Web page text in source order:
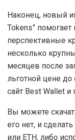
Наконец, новый
Tokens”
перспективные
несколько
месяцев после
льготной цене до
сайт Best Wallet
Вы можете
его нет, и
или ETH, либо